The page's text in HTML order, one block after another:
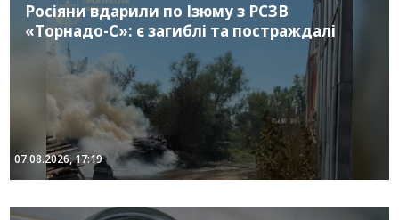
Росіяни вдарили по Ізюму з РСЗВ
«Торнадо-С»: є загиблі та постраждалі
07.08.2026, 17:19